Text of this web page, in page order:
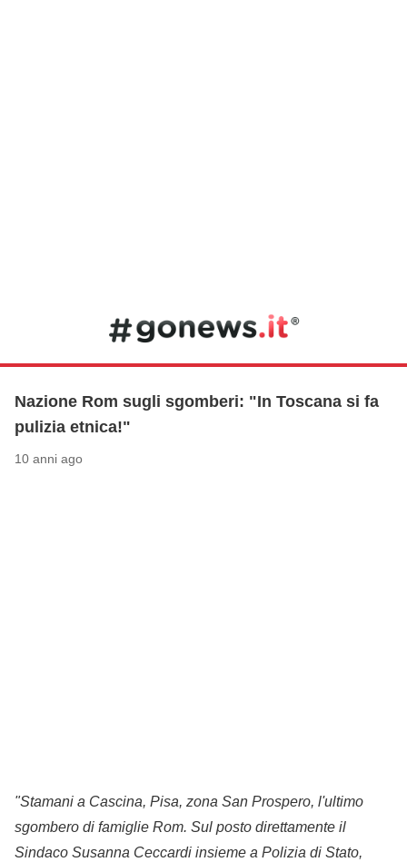
Nazione Rom sugli sgomberi: "In Toscana si fa
pulizia etnica!"
10 anni ago
"Stamani a Cascina, Pisa, zona San Prospero, l'ultimo
sgombero di famiglie Rom. Sul posto direttamente il
Sindaco Susanna Ceccardi insieme a Polizia di Stato,